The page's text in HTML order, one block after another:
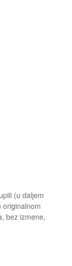
(u daljem
originalnom
bez izmene,